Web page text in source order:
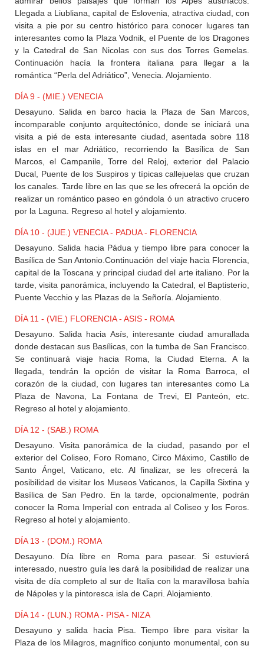
Llegada a Liubliana, capital de Eslovenia, atractiva ciudad, con
visita a pie por su centro histórico para conocer lugares tan
interesantes como la Plaza Vodnik, el Puente de los Dragones
y la Catedral de San Nicolas con sus dos Torres Gemelas.
Continuación hacía la frontera italiana para llegar a la
romántica “Perla del Adriático”, Venecia. Alojamiento.
DÍA 9 - (MIE.) VENECIA
Desayuno. Salida en barco hacia la Plaza de San Marcos,
incomparable conjunto arquitectónico, donde se iniciará una
visita a pié de esta interesante ciudad, asentada sobre 118
islas en el mar Adriático, recorriendo la Basílica de San
Marcos, el Campanile, Torre del Reloj, exterior del Palacio
Ducal, Puente de los Suspiros y típicas callejuelas que cruzan
los canales. Tarde libre en las que se les ofrecerá la opción de
realizar un romántico paseo en góndola ó un atractivo crucero
por la Laguna. Regreso al hotel y alojamiento.
DÍA 10 - (JUE.) VENECIA - PADUA - FLORENCIA
Desayuno. Salida hacia Pádua y tiempo libre para conocer la
Basílica de San Antonio.Continuación del viaje hacia Florencia,
capital de la Toscana y principal ciudad del arte italiano. Por la
tarde, visita panorámica, incluyendo la Catedral, el Baptisterio,
Puente Vecchio y las Plazas de la Señoría. Alojamiento.
DÍA 11 - (VIE.) FLORENCIA - ASIS - ROMA
Desayuno. Salida hacia Asís, interesante ciudad amurallada
donde destacan sus Basílicas, con la tumba de San Francisco.
Se continuará viaje hacia Roma, la Ciudad Eterna. A la
llegada, tendrán la opción de visitar la Roma Barroca, el
corazón de la ciudad, con lugares tan interesantes como La
Plaza de Navona, La Fontana de Trevi, El Panteón, etc.
Regreso al hotel y alojamiento.
DÍA 12 - (SAB.) ROMA
Desayuno. Visita panorámica de la ciudad, pasando por el
exterior del Coliseo, Foro Romano, Circo Máximo, Castillo de
Santo Ángel, Vaticano, etc. Al finalizar, se les ofrecerá la
posibilidad de visitar los Museos Vaticanos, la Capilla Sixtina y
Basílica de San Pedro. En la tarde, opcionalmente, podrán
conocer la Roma Imperial con entrada al Coliseo y los Foros.
Regreso al hotel y alojamiento.
DÍA 13 - (DOM.) ROMA
Desayuno. Día libre en Roma para pasear. Si estuvierá
interesado, nuestro guía les dará la posibilidad de realizar una
visita de día completo al sur de Italia con la maravillosa bahía
de Nápoles y la pintoresca isla de Capri. Alojamiento.
DÍA 14 - (LUN.) ROMA - PISA - NIZA
Desayuno y salida hacia Pisa. Tiempo libre para visitar la
Plaza de los Milagros, magnífico conjunto monumental, con su